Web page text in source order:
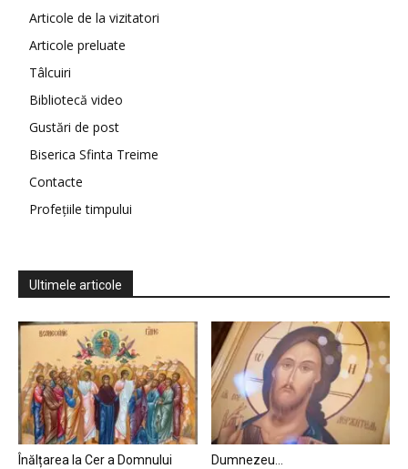
Articole de la vizitatori
Articole preluate
Tâlcuiri
Bibliotecă video
Gustări de post
Biserica Sfinta Treime
Contacte
Profețiile timpului
Ultimele articole
Înălțarea la Cer a Domnului
Dumnezeu…